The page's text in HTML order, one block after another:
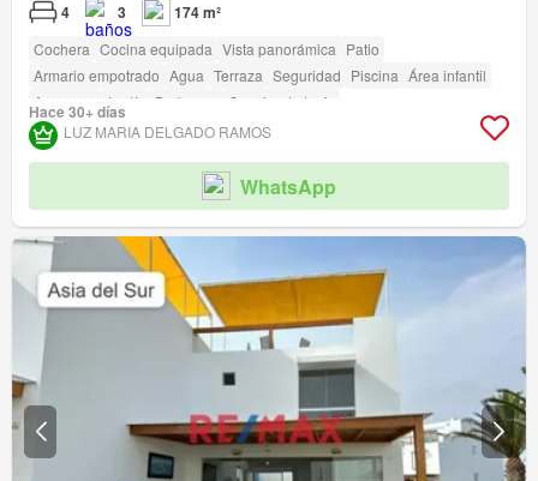
4 3 174 m²
Cochera Cocina equipada Vista panorámica Patio
Armario empotrado Agua Terraza Seguridad Piscina Área infantil
Ascensor
Jardín Barbacoa Cancha de tenis
Hace 30+ días
LUZ MARIA DELGADO RAMOS
WhatsApp